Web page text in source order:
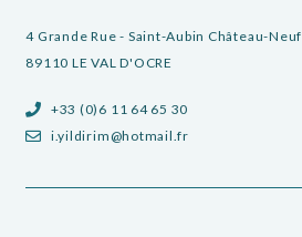
4 Grande Rue - Saint-Aubin Château-Neuf
89110 LE VAL D'OCRE
+33 (0)6 11 64 65 30
i.yildirim@hotmail.fr